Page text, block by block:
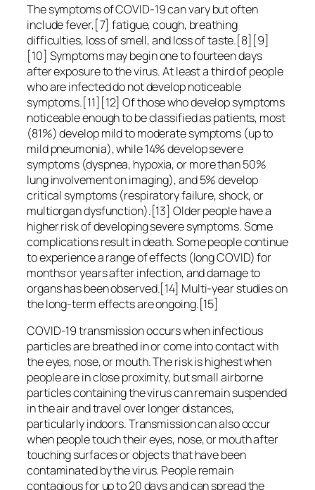
The symptoms of COVID‑19 can vary but often
include fever,[7] fatigue, cough, breathing
difficulties, loss of smell, and loss of taste.[8][9]
[10] Symptoms may begin one to fourteen days
after exposure to the virus. At least a third of people
who are infected do not develop noticeable
symptoms.[11][12] Of those who develop symptoms
noticeable enough to be classified as patients, most
(81%) develop mild to moderate symptoms (up to
mild pneumonia), while 14% develop severe
symptoms (dyspnea, hypoxia, or more than 50%
lung involvement on imaging), and 5% develop
critical symptoms (respiratory failure, shock, or
multiorgan dysfunction).[13] Older people have a
higher risk of developing severe symptoms. Some
complications result in death. Some people continue
to experience a range of effects (long COVID) for
months or years after infection, and damage to
organs has been observed.[14] Multi-year studies on
the long-term effects are ongoing.[15]
COVID‑19 transmission occurs when infectious
particles are breathed in or come into contact with
the eyes, nose, or mouth. The risk is highest when
people are in close proximity, but small airborne
particles containing the virus can remain suspended
in the air and travel over longer distances,
particularly indoors. Transmission can also occur
when people touch their eyes, nose, or mouth after
touching surfaces or objects that have been
contaminated by the virus. People remain
contagious for up to 20 days and can spread the